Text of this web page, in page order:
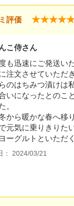
評価
こ侍さん
も迅速にご発送い
注文させていただ
のはちみつ漬けは
いになったとのこ
。
から暖かな春へ移
元気に乗りきりた
ーグルトといただ
： 2024/03/21